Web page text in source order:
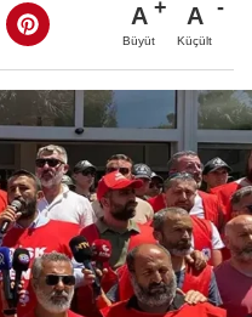
A
Büyüt
A
Küçült